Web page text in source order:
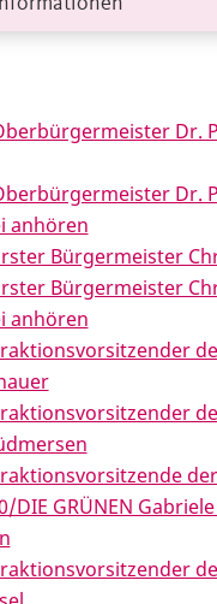
Dr.
Dr.
anhören
Bürgermeister
Bürgermeister
anhören
DIE GRÜNEN